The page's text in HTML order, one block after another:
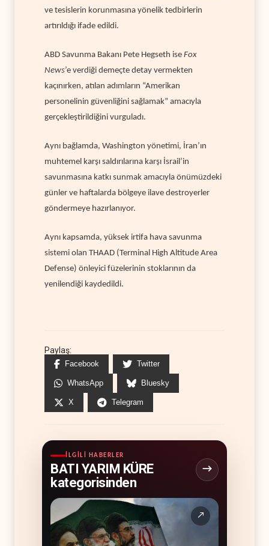
ve tesislerin korunmasına yönelik tedbirlerin
artırıldığı ifade edildi.
ABD Savunma Bakanı Pete Hegseth ise Fox
News’e verdiği demeçte detay vermekten
kaçınırken, atılan adımların “Amerikan
personelinin güvenliğini sağlamak” amacıyla
gerçekleştirildiğini vurguladı.
Aynı bağlamda, Washington yönetimi, İran’ın
muhtemel karşı saldırılarına karşı İsrail’in
savunmasına katkı sunmak amacıyla önümüzdeki
günler ve haftalarda bölgeye ilave destroyerler
göndermeye hazırlanıyor.
Aynı kapsamda, yüksek irtifa hava savunma
sistemi olan THAAD (Terminal High Altitude Area
Defense) önleyici füzelerinin stoklarının da
yenilendiği kaydedildi.
Paylaş:
Facebook Twitter
WhatsApp Bluesky
X Telegram
İLGILI HABERLER
BATI YARIM KÜRE
kategorisinden
↗